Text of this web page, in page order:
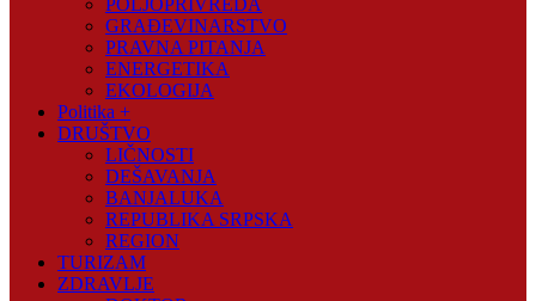
POLJOPRIVREDA
GRAĐEVINARSTVO
PRAVNA PITANJA
ENERGETIKA
EKOLOGIJA
Politika +
DRUŠTVO
LIČNOSTI
DEŠAVANJA
BANJALUKA
REPUBLIKA SRPSKA
REGION
TURIZAM
ZDRAVLJE